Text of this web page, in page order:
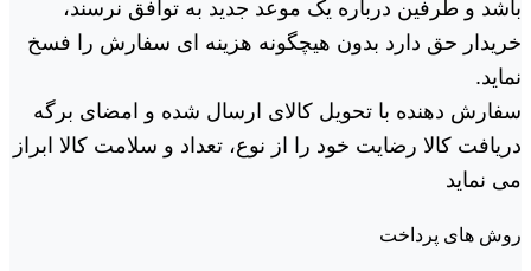
باشد و طرفین درباره یک موعد جدید به توافق نرسند،
خریدار حق دارد بدون هیچگونه هزینه ای سفارش را فسخ
نماید.
سفارش دهنده با تحویل کالای ارسال شده و امضای برگه
دریافت کالا رضایت خود را از نوع، تعداد و سلامت کالا ابراز
می نماید
روش های پرداخت